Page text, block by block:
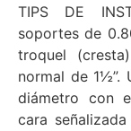
TIPS DE
soportes de
troquel
normal de 1½”.
diámetro con
cara